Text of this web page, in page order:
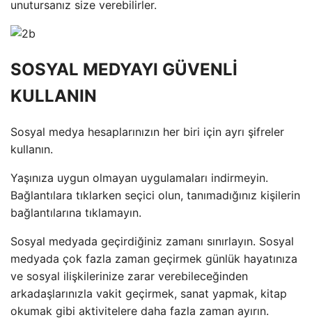
unutursanız size verebilirler.
SOSYAL MEDYAYI GÜVENLİ
KULLANIN
Sosyal medya hesaplarınızın her biri için ayrı şifreler
kullanın.
Yaşınıza uygun olmayan uygulamaları indirmeyin.
Bağlantılara tıklarken seçici olun, tanımadığınız kişilerin
bağlantılarına tıklamayın.
Sosyal medyada geçirdiğiniz zamanı sınırlayın. Sosyal
medyada çok fazla zaman geçirmek günlük hayatınıza
ve sosyal ilişkilerinize zarar verebileceğinden
arkadaşlarınızla vakit geçirmek, sanat yapmak, kitap
okumak gibi aktivitelere daha fazla zaman ayırın.